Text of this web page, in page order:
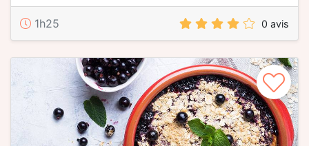
1h25 0 avis